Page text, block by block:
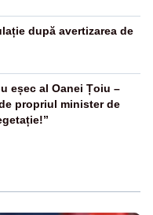
după avertizarea de
eșec al Oanei Țoiu –
propriul minister de